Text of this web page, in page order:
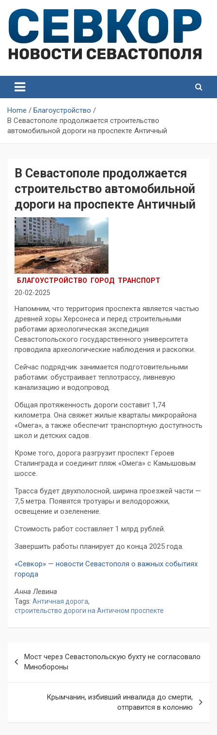
content
Севастополя
Севастополя
Home
Благоустройство
В Севастополе продолжается строительство
автомобильной дороги на проспекте Античный
В Севастополе продолжается
строительство автомобильной
дороги на проспекте Античный
БЛАГОУСТРОЙСТВО ГОРОД ТРАНСПОРТ
20-02-2025
Напомним, что территория проспекта является частью
древней хоры Херсонеса и перед строительными
работами археологическая экспедиция
Севастопольского государственного университета
проводила археологические наблюдения и раскопки.
Сейчас подрядчик занимается подготовительными
работами: обустраивает теплотрассу, ливневую
канализацию и водопровод.
Общая протяженность дороги составит 1,74
километра. Она свяжет жилые кварталы микрорайона
«Омега», а также обеспечит транспортную доступность
школ и детских садов.
Кроме того, дорога разгрузит проспект Героев
Сталинграда и соединит пляж «Омега» с Камышовым
шоссе.
Трасса будет двухполосной, ширина проезжей части —
7,5 метра. Появятся тротуары и велодорожки,
освещение и озеленение.
Стоимость работ составляет 1 млрд рублей.
Завершить работы планирует до конца 2025 года.
«Севкор» — новости Севастополя о важных событиях
города
Анна Левина
Tags: Античная дорога,
строительство дороги на Античном проспекте
по
записям
Мост через Севастопольскую бухту не согласовало
Минобороны
Крымчанин, избивший инвалида до смерти,
отправится в колонию